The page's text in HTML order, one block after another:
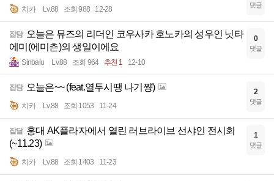
치카 Lv.88 조회 988 12-28 댓글
잡담 오늘은 뮤즈의 리더인 코우사카 호노카의 성우인 닛타
에미(에미츤)의 생일이에요
Sinbalu Lv.88 조회 964 추천 1 12-10
0
댓글
잡담 오늘은~~ (feat.열두시땡 나기쨩)
치카 Lv.88 조회 1053 11-24
2
댓글
잡담 홍대 AK플라자에서 열린 러브라이브 선샤인 전시회
(~11.23)
치카 Lv.88 조회 1403 11-23
1
댓글